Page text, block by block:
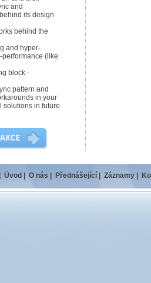
and
its design
behind the
and hyper-
(like
block -
pattern and
in your
solutions in future
Úvod O nás Přednášející Záznamy